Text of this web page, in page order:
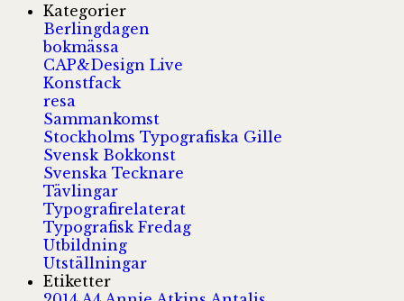
Kategorier
Berlingdagen
bokmässa
CAP&Design Live
Konstfack
resa
Sammankomst
Stockholms Typografiska Gille
Svensk Bokkonst
Svenska Tecknare
Tävlingar
Typografirelaterat
Typografisk Fredag
Utbildning
Utställningar
Etiketter